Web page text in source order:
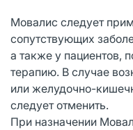
Мовалис следует
сопутствующих
а также у пациентов,
терапию. В случае
или желудочно-
следует отменить.
При назначении